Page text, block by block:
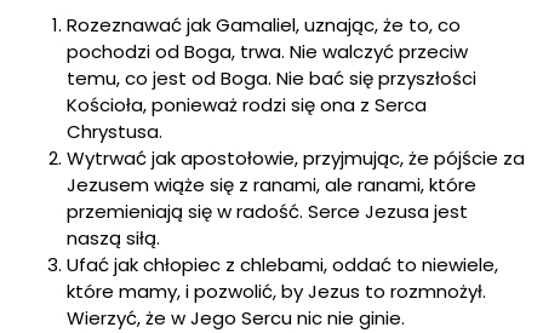
Rozeznawać jak Gamaliel, uznając, że to, co
pochodzi od Boga, trwa. Nie walczyć przeciw
temu, co jest od Boga. Nie bać się przyszłości
Kościoła, ponieważ rodzi się ona z Serca
Chrystusa.
Wytrwać jak apostołowie, przyjmując, że pójście za
Jezusem wiąże się z ranami, ale ranami, które
przemieniają się w radość. Serce Jezusa jest
naszą siłą.
Ufać jak chłopiec z chlebami, oddać to niewiele,
które mamy, i pozwolić, by Jezus to rozmnożył.
Wierzyć, że w Jego Sercu nic nie ginie.